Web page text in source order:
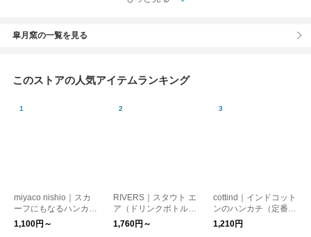
皐月窯の一覧を見る
このストアの人気アイテムランキング
miyaco nishio｜スカ
ーフにもなるハンカチ
【日焼け対策】【はん
かち】【プレゼント】
1,100円～
RIVERS｜スタウト エ
ア（ドリンクボトル）
【ウォーターボトル・
水筒】【登山・キャン
1,760円～
cottind｜インドコット
ンのハンカチ（定番
柄）【プレゼント・ギ
フト】【バレンタイ
1,210円